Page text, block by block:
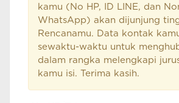
kamu (No HP, ID LINE, dan
WhatsApp) akan dijunjung
Rencanamu. Data kontak
sewaktu-waktu untuk
dalam rangka melengkapi
kamu isi. Terima kasih.